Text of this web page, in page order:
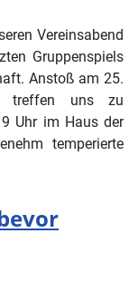
Vereinsabend
Gruppenspiels
Anstoß am 25.
uns zu
Uhr im Haus der
temperierte